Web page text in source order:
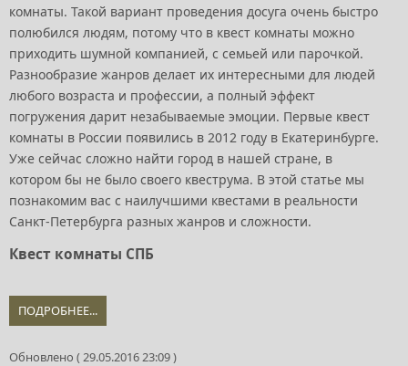
комнаты. Такой вариант проведения досуга очень быстро
полюбился людям, потому что в квест комнаты можно
приходить шумной компанией, с семьей или парочкой.
Разнообразие жанров делает их интересными для людей
любого возраста и профессии, а полный эффект
погружения дарит незабываемые эмоции. Первые квест
комнаты в России появились в 2012 году в Екатеринбурге.
Уже сейчас сложно найти город в нашей стране, в
котором бы не было своего квеструма. В этой статье мы
познакомим вас с наилучшими квестами в реальности
Санкт-Петербурга разных жанров и сложности.
Квест комнаты СПБ
ПОДРОБНЕЕ...
Обновлено ( 29.05.2016 23:09 )